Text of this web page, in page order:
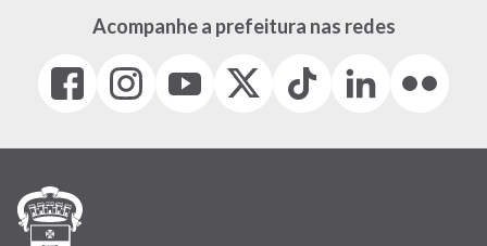
Acompanhe a prefeitura nas redes
Facebook
(link
em
janela)
Instagram
(link
em
(link
em
(Antigo
(link
Tiktok
(link
em
LinkedIn
(link
em
(link
em